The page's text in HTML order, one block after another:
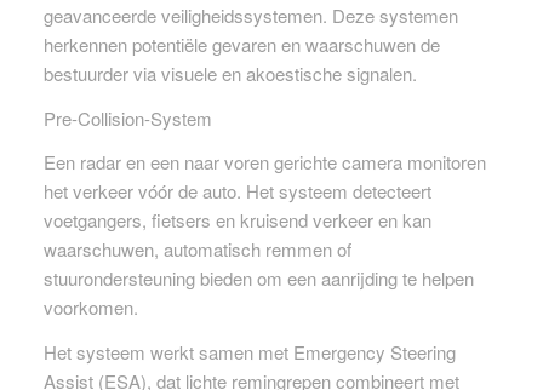
geavanceerde veiligheidssystemen. Deze systemen
herkennen potentiële gevaren en waarschuwen de
bestuurder via visuele en akoestische signalen.
Pre-Collision-System
Een radar en een naar voren gerichte camera monitoren
het verkeer vóór de auto. Het systeem detecteert
voetgangers, fietsers en kruisend verkeer en kan
waarschuwen, automatisch remmen of
stuurondersteuning bieden om een aanrijding te helpen
voorkomen.
Het systeem werkt samen met Emergency Steering
Assist (ESA), dat lichte remingrepen combineert met